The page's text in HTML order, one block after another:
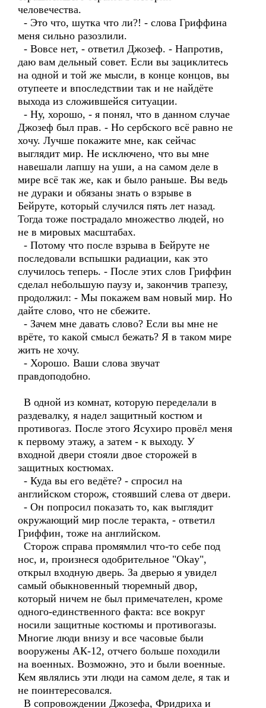
человечества.
- Это что, шутка что ли?! - слова Гриффина
меня сильно разозлили.
- Вовсе нет, - ответил Джозеф. - Напротив,
даю вам дельный совет. Если вы зациклитесь
на одной и той же мысли, в конце концов, вы
отупеете и впоследствии так и не найдёте
выхода из сложившейся ситуации.
- Ну, хорошо, - я понял, что в данном случае
Джозеф был прав. - Но сербского всё равно не
хочу. Лучше покажите мне, как сейчас
выглядит мир. Не исключено, что вы мне
навешали лапшу на уши, а на самом деле в
мире всё так же, как и было раньше. Вы ведь
не дураки и обязаны знать о взрыве в
Бейруте, который случился пять лет назад.
Тогда тоже пострадало множество людей, но
не в мировых масштабах.
- Потому что после взрыва в Бейруте не
последовали вспышки радиации, как это
случилось теперь. - После этих слов Гриффин
сделал небольшую паузу и, закончив трапезу,
продолжил: - Мы покажем вам новый мир. Но
дайте слово, что не сбежите.
- Зачем мне давать слово? Если вы мне не
врёте, то какой смысл бежать? Я в таком мире
жить не хочу.
- Хорошо. Ваши слова звучат
правдоподобно.
В одной из комнат, которую переделали в
раздевалку, я надел защитный костюм и
противогаз. После этого Ясухиро провёл меня
к первому этажу, а затем - к выходу. У
входной двери стояли двое сторожей в
защитных костюмах.
- Куда вы его ведёте? - спросил на
английском сторож, стоявший слева от двери.
- Он попросил показать то, как выглядит
окружающий мир после теракта, - ответил
Гриффин, тоже на английском.
Сторож справа промямлил что-то себе под
нос, и, произнеся одобрительное "Okay",
открыл входную дверь. За дверью я увидел
самый обыкновенный тюремный двор,
который ничем не был примечателен, кроме
одного-единственного факта: все вокруг
носили защитные костюмы и противогазы.
Многие люди внизу и все часовые были
вооружены АК-12, отчего больше походили
на военных. Возможно, это и были военные.
Кем являлись эти люди на самом деле, я так и
не поинтересовался.
В сопровождении Джозефа, Фридриха и